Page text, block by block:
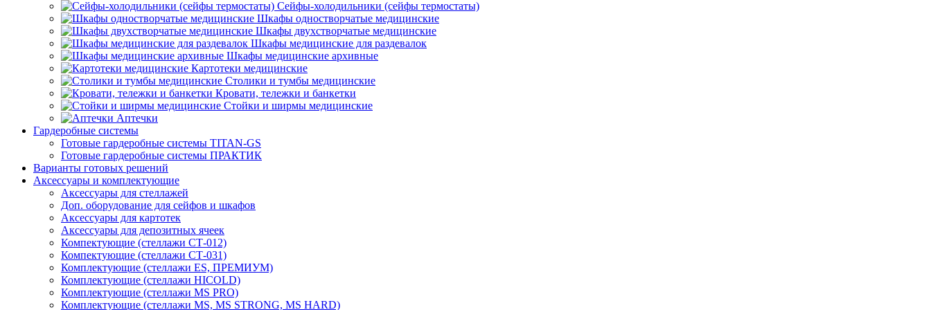
Сейфы-холодильники (сейфы термостаты)
Шкафы одностворчатые медицинские
Шкафы двухстворчатые медицинские
Шкафы медицинские для раздевалок
Шкафы медицинские архивные
Картотеки медицинские
Столики и тумбы медицинские
Кровати, тележки и банкетки
Стойки и ширмы медицинские
Аптечки
Гардеробные системы
Готовые гардеробные системы TITAN-GS
Готовые гардеробные системы ПРАКТИК
Варианты готовых решений
Аксессуары и комплектующие
Аксессуары для стеллажей
Доп. оборудование для сейфов и шкафов
Аксессуары для картотек
Аксессуары для депозитных ячеек
Компектующие (стеллажи СТ-012)
Компектующие (стеллажи СТ-031)
Комплектующие (стеллажи ES, ПРЕМИУМ)
Комплектующие (стеллажи HICOLD)
Комплектующие (стеллажи MS PRO)
Комплектующие (стеллажи MS, MS STRONG, MS HARD)